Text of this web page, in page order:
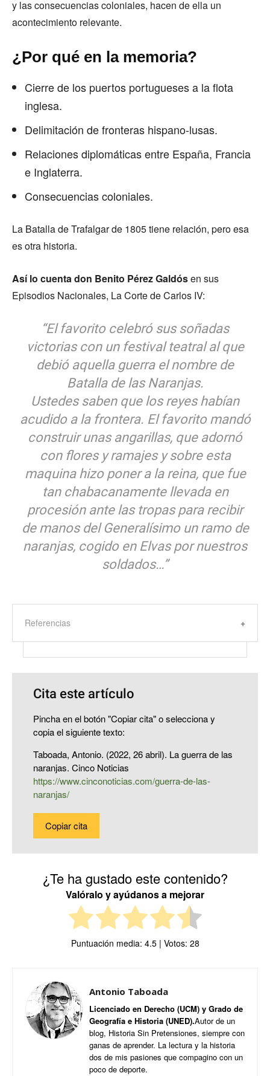
y las consecuencias coloniales, hacen de ella un
acontecimiento relevante.
¿Por qué en la memoria?
Cierre de los puertos portugueses a la flota
inglesa.
Delimitación de fronteras hispano-lusas.
Relaciones diplomáticas entre España, Francia
e Inglaterra.
Consecuencias coloniales.
La Batalla de Trafalgar de 1805 tiene relación, pero esa
es otra historia.
Así lo cuenta don Benito Pérez Galdósen sus
Episodios Nacionales, La Corte de Carlos IV:
“El favorito celebró sus soñadas
victorias con un festival teatral al que
debió aquella guerra el nombre de
Batalla de las Naranjas.
Ustedes saben que los reyes habían
acudido a la frontera. El favorito mandó
construir unas angarillas, que adornó
con flores y ramajes y sobre esta
maquina hizo poner a la reina, que fue
tan chabacanamente llevada en
procesión ante las tropas para recibir
de manos del Generalísimo un ramo de
naranjas, cogido en Elvas por nuestros
soldados…”
Referencias
Cita este artículo
Pincha en el botón "Copiar cita" o selecciona y
copia el siguiente texto:
Taboada, Antonio. (2022, 26 abril). La guerra de las
naranjas. Cinco Noticias
https://www.cinconoticias.com/guerra-de-las-
naranjas/
Copiar cita
¿Te ha gustado este contenido?
Valóralo y ayúdanos a mejorar
Puntuación media: 4.5| Votos: 28
Antonio Taboada
Licenciado en Derecho (UCM) y Grado de
Geografía e Historia (UNED).Autor de un
blog, Historia Sin Pretensiones, siempre con
ganas de aprender. La lectura y la historia
dos de mis pasiones que compagino con un
poco de deporte.